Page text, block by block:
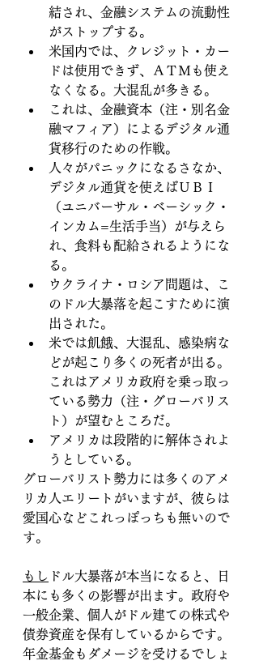
結され、金融システムの流動性
がストップする。
米国内では、クレジット・カー
ドは使用できず、ＡＴＭも使え
なくなる。大混乱が多きる。
これは、金融資本（注・別名金
融マフィア）によるデジタル通
貨移行のための作戦。
人々がパニックになるさなか、
デジタル通貨を使えばＵＢＩ
（ユニバーサル・ベーシック・
インカム=生活手当）が与えら
れ、食料も配給されるようにな
る。
ウクライナ・ロシア問題は、こ
のドル大暴落を起こすために演
出された。
米では飢餓、大混乱、感染病な
どが起こり多くの死者が出る。
これはアメリカ政府を乗っ取っ
ている勢力（注・グローバリス
ト）が望むところだ。
アメリカは段階的に解体されよ
うとしている。
グローバリスト勢力には多くのアメ
リカ人エリートがいますが、彼らは
愛国心などこれっぽっちも無いので
す。
もし ドル大暴落が本当になると、日
本にも多くの影響が出ます。政府や
一般企業、個人がドル建ての株式や
債券資産を保有しているからです。
年金基金もダメージを受けるでしょ